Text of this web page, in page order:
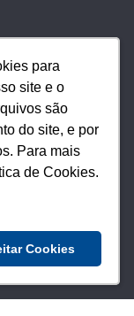
para
site e o
são
do site, e por
Para mais
de Cookies.
Cookies
para
site e o
são
do site, e por
Para mais
de Cookies.
Cookies